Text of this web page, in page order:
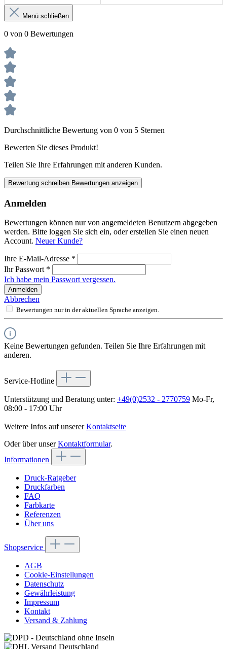
Menü schließen
0 von 0 Bewertungen
Durchschnittliche Bewertung von 0 von 5 Sternen
Bewerten Sie dieses Produkt!
Teilen Sie Ihre Erfahrungen mit anderen Kunden.
Bewertung schreiben Bewertungen anzeigen
Anmelden
Bewertungen können nur von angemeldeten Benutzern abgegeben
werden. Bitte loggen Sie sich ein, oder erstellen Sie einen neuen
Account. Neuer Kunde?
Ihre E-Mail-Adresse *
Ihr Passwort *
Ich habe mein Passwort vergessen.
Anmelden
Abbrechen
Bewertungen nur in der aktuellen Sprache anzeigen.
Keine Bewertungen gefunden. Teilen Sie Ihre Erfahrungen mit
anderen.
Service-Hotline
Unterstützung und Beratung unter: +49(0)2532 - 2770759 Mo-Fr,
08:00 - 17:00 Uhr
Weitere Infos auf unsererKontaktseite
Oder über unserKontaktformular.
Informationen
Druck-Ratgeber
Druckfarben
FAQ
Farbkarte
Referenzen
Über uns
Shopservice
AGB
Cookie-Einstellungen
Datenschutz
Gewährleistung
Impressum
Kontakt
Versand & Zahlung